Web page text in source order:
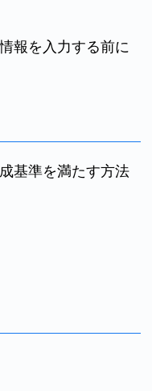
報を入力する前に
基準を満たす方法